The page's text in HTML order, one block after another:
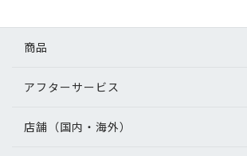
商品
アフターサービス
店舗（国内・海外）